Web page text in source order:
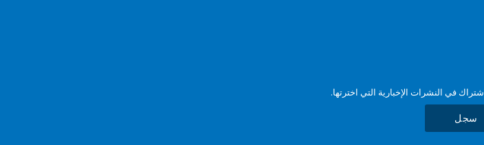
في النشرات الإخبارية التي اخترتها.
سجل